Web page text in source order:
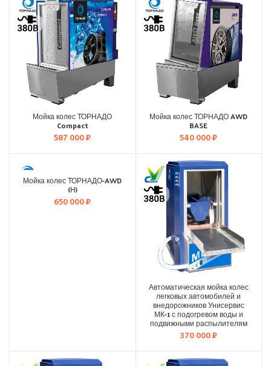
Мойка колес ТОРНАДО
Compact
587 000₽
Мойка колес ТОРНАДО AWD
BASE
540 000₽
Мойка колес ТОРНАДО-AWD
(Н)
650 000₽
Автоматическая мойка колес
легковых автомобилей и
внедорожников Унисервис
МК-1 с подогревом воды и
подвижными распылителям
370 000₽